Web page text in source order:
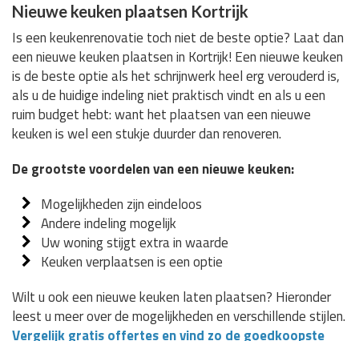
Nieuwe keuken plaatsen Kortrijk
Is een keukenrenovatie toch niet de beste optie? Laat dan
een nieuwe keuken plaatsen in Kortrijk! Een nieuwe keuken
is de beste optie als het schrijnwerk heel erg verouderd is,
als u de huidige indeling niet praktisch vindt en als u een
ruim budget hebt: want het plaatsen van een nieuwe
keuken is wel een stukje duurder dan renoveren.
De grootste voordelen van een nieuwe keuken:
Mogelijkheden zijn eindeloos
Andere indeling mogelijk
Uw woning stijgt extra in waarde
Keuken verplaatsen is een optie
Wilt u ook een nieuwe keuken laten plaatsen? Hieronder
leest u meer over de mogelijkheden en verschillende stijlen.
Vergelijk gratis offertes en vind zo de goedkoopste